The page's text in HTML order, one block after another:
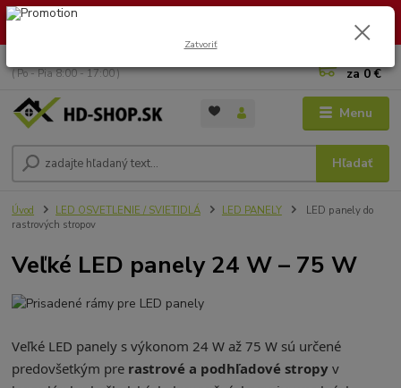
🏖️ DOVOLENKA 30.7.2026 – 9.8.2026 · Objednávky vybavíme po
Menu
Hľadať
( Po - Pia 8:00 - 17:00 )
za0 €
Úvod LED OSVETLENIE / SVIETIDLÁ LED PANELY
LED panely do
rastrových stropov
Veľké LED panely 24 W – 75 W
Veľké LED panely s výkonom 24 W až 75 W sú určené
predovšetkým pre rastrové a podhľadové stropy v
Zatvoriť